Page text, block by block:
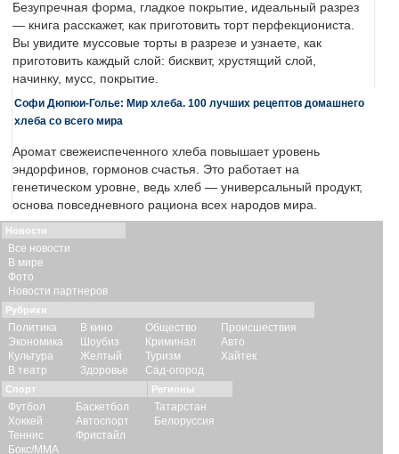
Безупречная форма, гладкое покрытие, идеальный разрез
— книга расскажет, как приготовить торт перфекциониста.
Вы увидите муссовые торты в разрезе и узнаете, как
приготовить каждый слой: бисквит, хрустящий слой,
начинку, мусс, покрытие.
Софи Дюпюи-Голье: Мир хлеба. 100 лучших рецептов домашнего
хлеба со всего мира
Аромат свежеиспеченного хлеба повышает уровень
эндорфинов, гормонов счастья. Это работает на
генетическом уровне, ведь хлеб — универсальный продукт,
основа повседневного рациона всех народов мира.
Новости
Все новости
В мире
Фото
Новости партнеров
Рубрики
Политика
Экономика
Культура
В театр
В кино
Шоубиз
Желтый
Здоровье
Общество
Криминал
Туризм
Сад-огород
Происшествия
Авто
Хайтек
Спорт
Футбол
Хоккей
Теннис
Бокс/ММА
Баскетбол
Автоспорт
Фристайл
Регионы
Татарстан
Белоруссия